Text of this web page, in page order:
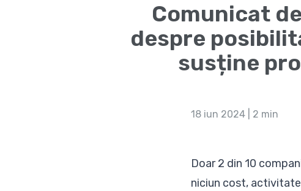
Comunicat
despre
susține
18 iun 2024 | 2 min
Doar 2 din 10
niciun cost,